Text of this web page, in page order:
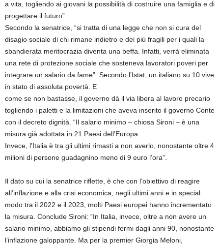
a vita, togliendo ai giovani la possibilità di costruire una famiglia e di
progettare il futuro”.
Secondo la senatrice, “si tratta di una legge che non si cura del
disagio sociale di chi rimane indietro e dei più fragili per i quali la
sbandierata meritocrazia diventa una beffa. Infatti, verrà eliminata
una rete di protezione sociale che sosteneva lavoratori poveri per
integrare un salario da fame”. Secondo l’Istat, un italiano su 10 vive
in stato di assoluta povertà. E
come se non bastasse, il governo dà il via libera al lavoro precario
togliendo i paletti e la limitazioni che aveva inserito il governo Conte
con il decreto dignità. “Il salario minimo – chiosa Sironi – è una
misura già adottata in 21 Paesi dell’Europa.
Invece, l’Italia è tra gli ultimi rimasti a non averlo, nonostante oltre 4
milioni di persone guadagnino meno di 9 euro l’ora”.
Il dato su cui la senatrice riflette, è che con l’obiettivo di reagire
all’inflazione e alla crisi economica, negli ultimi anni e in special
modo tra il 2022 e il 2023, molti Paesi europei hanno incrementato
la misura. Conclude Sironi: “In Italia, invece, oltre a non avere un
salario minimo, abbiamo gli stipendi fermi dagli anni 90, nonostante
l’inflazione galoppante. Ma per la premier Giorgia Meloni,